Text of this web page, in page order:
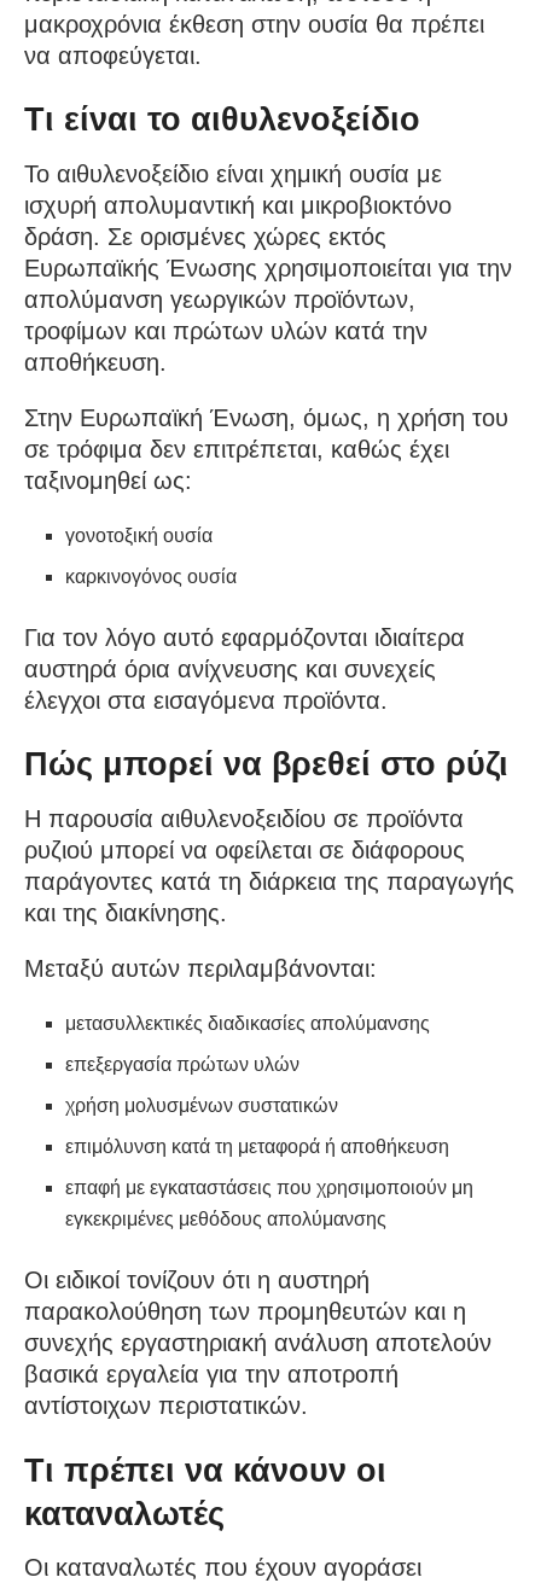
μακροχρόνια έκθεση στην ουσία θα πρέπει
να αποφεύγεται.
Τι είναι το αιθυλενοξείδιο
Το αιθυλενοξείδιο είναι χημική ουσία με
ισχυρή απολυμαντική και μικροβιοκτόνο
δράση. Σε ορισμένες χώρες εκτός
Ευρωπαϊκής Ένωσης χρησιμοποιείται για την
απολύμανση γεωργικών προϊόντων,
τροφίμων και πρώτων υλών κατά την
αποθήκευση.
Στην Ευρωπαϊκή Ένωση, όμως, η χρήση του
σε τρόφιμα δεν επιτρέπεται, καθώς έχει
ταξινομηθεί ως:
γονοτοξική ουσία
καρκινογόνος ουσία
Για τον λόγο αυτό εφαρμόζονται ιδιαίτερα
αυστηρά όρια ανίχνευσης και συνεχείς
έλεγχοι στα εισαγόμενα προϊόντα.
Πώς μπορεί να βρεθεί στο ρύζι
Η παρουσία αιθυλενοξειδίου σε προϊόντα
ρυζιού μπορεί να οφείλεται σε διάφορους
παράγοντες κατά τη διάρκεια της παραγωγής
και της διακίνησης.
Μεταξύ αυτών περιλαμβάνονται:
μετασυλλεκτικές διαδικασίες απολύμανσης
επεξεργασία πρώτων υλών
χρήση μολυσμένων συστατικών
επιμόλυνση κατά τη μεταφορά ή αποθήκευση
επαφή με εγκαταστάσεις που χρησιμοποιούν μη
εγκεκριμένες μεθόδους απολύμανσης
Οι ειδικοί τονίζουν ότι η αυστηρή
παρακολούθηση των προμηθευτών και η
συνεχής εργαστηριακή ανάλυση αποτελούν
βασικά εργαλεία για την αποτροπή
αντίστοιχων περιστατικών.
Τι πρέπει να κάνουν οι
καταναλωτές
Οι καταναλωτές που έχουν αγοράσει